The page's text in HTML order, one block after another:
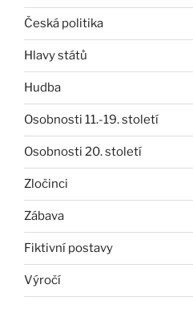
Česká politika
Hlavy států
Hudba
Osobnosti 11.-19. století
Osobnosti 20. století
Zločinci
Zábava
Fiktivní postavy
Výročí